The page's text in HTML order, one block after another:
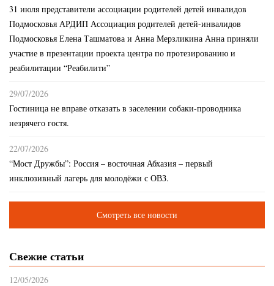
31 июля представители ассоциации родителей детей инвалидов
Подмосковья АРДИП Ассоциация родителей детей-инвалидов
Подмосковья Елена Ташматова и Анна Мерзликина Анна приняли
участие в презентации проекта центра по протезированию и
реабилитации “Реабилити”
29/07/2026
Гостиница не вправе отказать в заселении собаки-проводника
незрячего гостя.
22/07/2026
“Мост Дружбы”: Россия – восточная Абхазия – первый
инклюзивный лагерь для молодёжи с ОВЗ.
Смотреть все новости
Свежие статьи
12/05/2026